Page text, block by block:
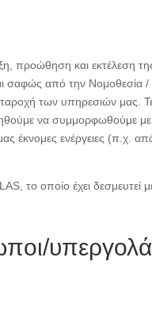
προώθηση και εκτέλεση
σαφώς από την Νομοθεσία /
των υπηρεσιών μας.
να συμμορφωθούμε με
έκνομες ενέργειες (π.χ.
οποίο έχει δεσμευτεί με